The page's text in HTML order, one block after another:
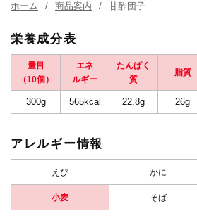
ホーム 商品案内 甘酢団子
栄養成分表
量目
（10個）
エネ
ルギー
たんぱく
質
脂質
300g 565kcal 22.8g 26g
アレルギー情報
えび かに
小麦 そば